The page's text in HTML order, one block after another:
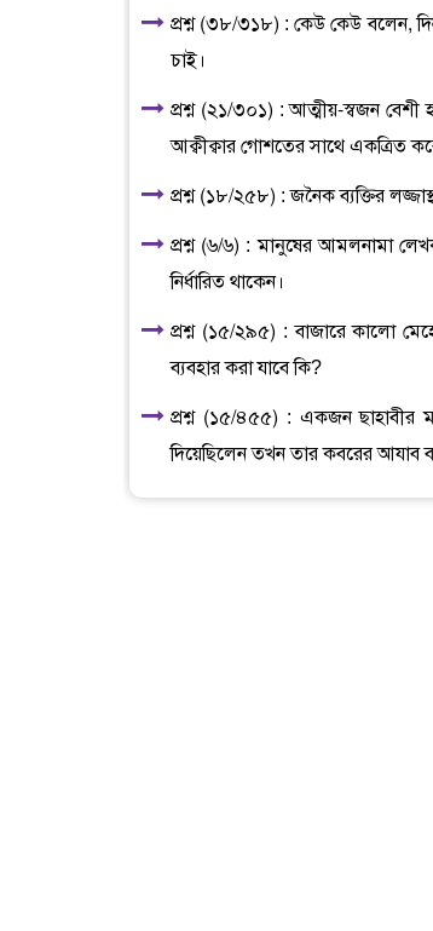
প্রশ্ন (৩৮/৩১৮) : কেউ কেউ বলেন,
চাই।
প্রশ্ন (২১/৩০১) : আত্মীয়-স্বজন বেশী
আক্বীক্বার গোশতের সাথে একত্রিত
প্রশ্ন (১৮/২৫৮) : জনৈক ব্যক্তির
প্রশ্ন (৬/৬) : মানুষের আমলনামা
নির্ধারিত থাকেন।
প্রশ্ন (১৫/২৯৫) : বাজারে কালো
ব্যবহার করা যাবে কি?
প্রশ্ন (১৫/৪৫৫) : একজন ছাহাবীর
দিয়েছিলেন তখন তার কবরের আযাব